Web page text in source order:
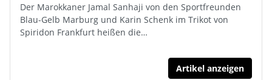
Der Marokkaner Jamal Sanhaji von den Sportfreunden
Blau-Gelb Marburg und Karin Schenk im Trikot von
Spiridon Frankfurt heißen die…
Artikel anzeigen